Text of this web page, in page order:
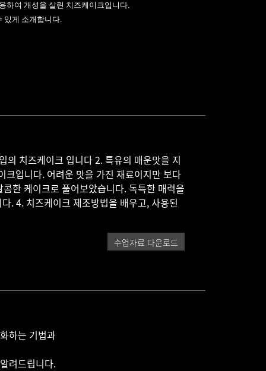
리, 월간 커피)
하여 개성을 살린 치즈케이크입니다.
있게 소개합니다.
프랄린 제조 방법에 대해 알려드립니다.
를 나타낼 수 있는 프랄리네 만드는 기법에 대해 배워 봅니
하는 프랄린 제조 방법에 대해 알려드립니다.
의 치즈케이크 입니다 2. 특유의 매운맛을 지
입니다. 어려운 맛을 가진 재료이지만 보다
한 케이크로 풀어보았습니다. 독특한 매력을
. 4. 치즈케이크 제조방법을 배우고, 사용된
수업자료 다운로드
하는 기법과
려드립니다.